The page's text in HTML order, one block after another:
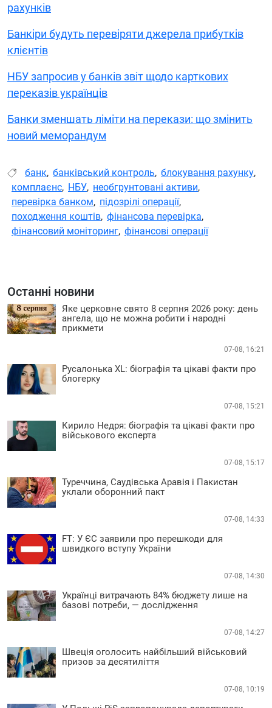
рахунків
Банкіри будуть перевіряти джерела прибутків
клієнтів
НБУ запросив у банків звіт щодо карткових
переказів українців
Банки зменшать ліміти на перекази: що змінить
новий меморандум
банк, банківський контроль, блокування рахунку,
комплаєнс, НБУ, необгрунтовані активи,
перевірка банком, підозрілі операції,
походження коштів, фінансова перевірка,
фінансовий моніторинг, фінансові операції
Останні новини
Яке церковне свято 8 серпня 2026 року: день
ангела, що не можна робити і народні
прикмети
07-08, 16:21
Русалонька XL: біографія та цікаві факти про
блогерку
07-08, 15:21
Кирило Недря: біографія та цікаві факти про
військового експерта
07-08, 15:17
Туреччина, Саудівська Аравія і Пакистан
уклали оборонний пакт
07-08, 14:33
FT: У ЄС заявили про перешкоди для
швидкого вступу України
07-08, 14:30
Українці витрачають 84% бюджету лише на
базові потреби, — дослідження
07-08, 14:27
Швеція оголосить найбільший військовий
призов за десятиліття
07-08, 10:19